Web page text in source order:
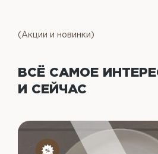
(Акции и новинки)
ВСЁ САМОЕ
И СЕЙЧАС